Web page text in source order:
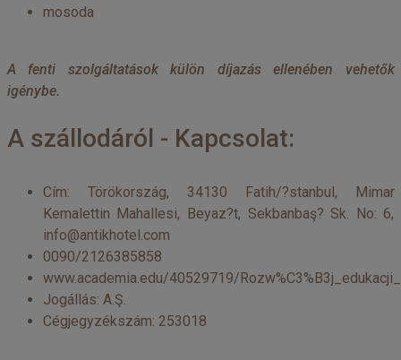
mosoda
A fenti szolgáltatások külön díjazás ellenében vehetők
igénybe.
A szállodáról - Kapcsolat:
Cím: Törökország, 34130 Fatih/?stanbul, Mimar
Kemalettin Mahallesi, Beyaz?t, Sekbanbaş? Sk. No: 6,
info@antikhotel.com
0090/2126385858
www.academia.edu/40529719/
Jogállás: A.Ş.
Cégjegyzékszám: 253018